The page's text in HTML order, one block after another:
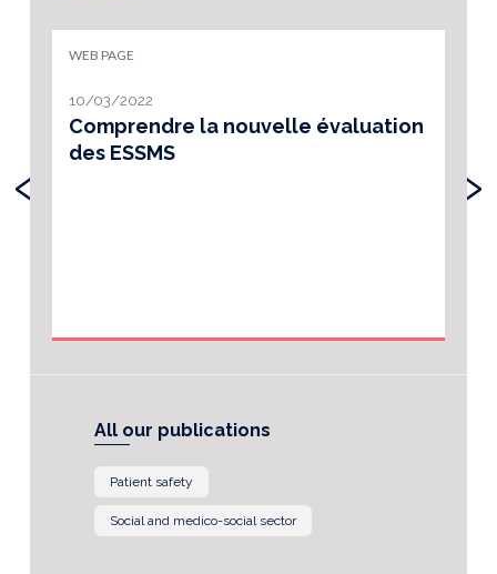
WEB PAGE
10/03/2022
Comprendre la nouvelle évaluation
des ESSMS
‹ ›
All our publications
Patient safety
Social and medico-social sector